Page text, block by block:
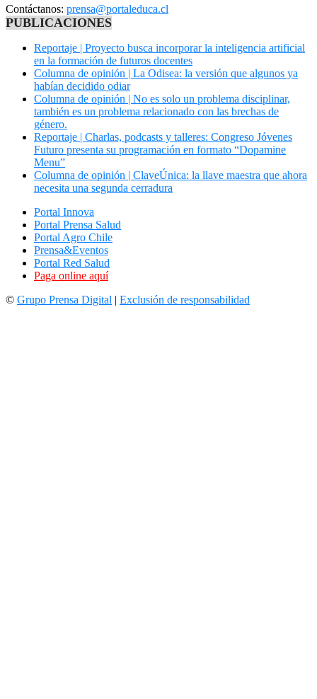
Contáctanos: prensa@portaleduca.cl
PUBLICACIONES
Reportaje | Proyecto busca incorporar la inteligencia artificial
en la formación de futuros docentes
Columna de opinión | La Odisea: la versión que algunos ya
habían decidido odiar
Columna de opinión | No es solo un problema disciplinar,
también es un problema relacionado con las brechas de
género.
Reportaje | Charlas, podcasts y talleres: Congreso Jóvenes
Futuro presenta su programación en formato “Dopamine
Menu”
Columna de opinión | ClaveÚnica: la llave maestra que ahora
necesita una segunda cerradura
Portal Innova
Portal Prensa Salud
Portal Agro Chile
Prensa&Eventos
Portal Red Salud
Paga online aquí
© Grupo Prensa Digital | Exclusión de responsabilidad